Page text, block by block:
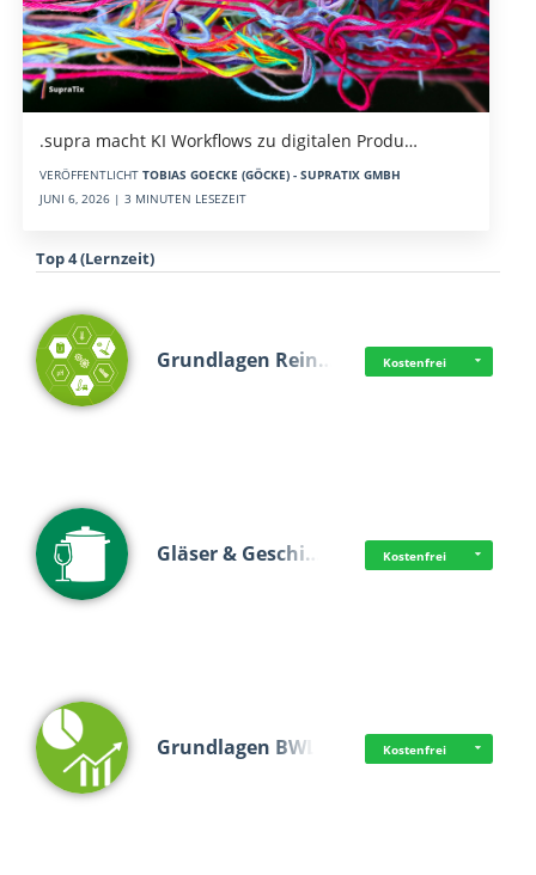
.supra macht KI Workflows zu digitalen Produ…
VERÖFFENTLICHT TOBIAS GOECKE (GÖCKE) - SUPRATIX GMBH
JUNI 6, 2026 | 3 MINUTEN LESEZEIT
Top 4 (Lernzeit)
Grundlagen Rein… Kostenfrei
Gläser & Geschi… Kostenfrei
Grundlagen BWL Kostenfrei